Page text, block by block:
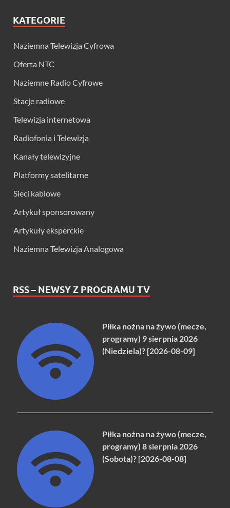
KATEGORIE
Naziemna Telewizja Cyfrowa
Oferta NTC
Naziemne Radio Cyfrowe
Stacje radiowe
Telewizja internetowa
Radiofonia i Telewizja
Kanały telewizyjne
Platformy satelitarne
Sieci kablowe
Artykuł sponsorowany
Artykuły eksperckie
Naziemna Telewizja Analogowa
RSS – NEWSY Z PROGRAMU TV
Piłka nożna na żywo (mecze,
programy) 9 sierpnia 2026
(Niedziela)? [2026-08-09]
Piłka nożna na żywo (mecze,
programy) 8 sierpnia 2026
(Sobota)? [2026-08-08]